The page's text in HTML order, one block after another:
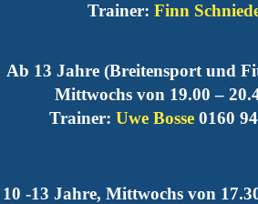
Trainer: Finn
Ab 13 Jahre (Breitensport und
Mittwochs von 19.00 –
Trainer: Uwe Bosse0160
10 -13 Jahre, Mittwochs von